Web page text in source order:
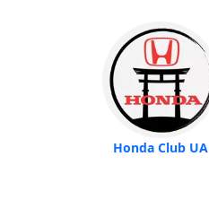
Honda Club UA